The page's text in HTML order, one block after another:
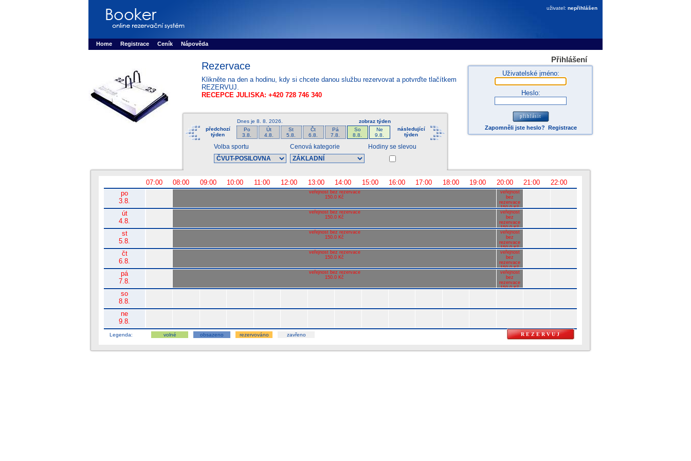
Rezervujse - Port�l pro online rezervace sportu
uživatel: nepřihlášen
Home Registrace Ceník Nápověda
Přihlášení
Uživatelské jméno:
Heslo:
Zapomněli jste heslo? Registrace
Rezervace
Klikněte na den a hodinu, kdy si chcete danou službu rezervovat a potvrďte tlačítkem
REZERVUJ.
RECEPCE JULISKA: +420 728 746 340
předchozí
týden
Dnes je 8. 8. 2026
zobraz týden
následující
týden
Po
3.8.
Út
4.8.
St
5.8.
Čt
6.8.
Pá
7.8.
So
8.8.
Ne
9.8.
Volba sportu Cenová kategorie Hodiny se slevou
07:00 08:00 09:00 10:00 11:00 12:00 13:00 14:00 15:00 16:00 17:00 18:00 19:00 20:00 21:00
22:00
po
3.8.
veřejnost
bez
rezervace
150.0 Kč
veřejnost bez rezervace
150.0 Kč
út
4.8.
veřejnost
bez
rezervace
150.0 Kč
veřejnost bez rezervace
150.0 Kč
st
5.8.
veřejnost bez rezervace
150.0 Kč
veřejnost
bez
rezervace
150.0 Kč
čt
6.8.
veřejnost
bez
rezervace
150.0 Kč
veřejnost bez rezervace
150.0 Kč
pá
7.8.
veřejnost
bez
rezervace
150.0 Kč
veřejnost bez rezervace
150.0 Kč
so
8.8.
ne
9.8.
Legenda: volné obsazeno rezervováno zavřeno